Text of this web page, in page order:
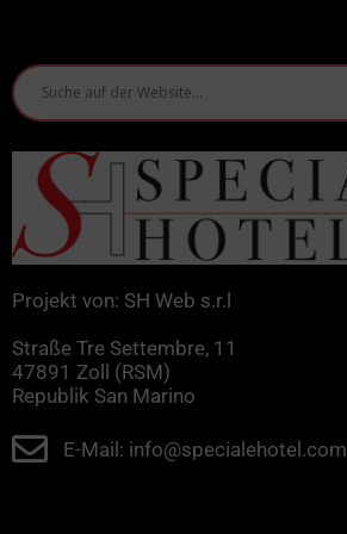
Projekt von: SH Web s.r.l
Straße Tre Settembre, 11
47891 Zoll (RSM)
Republik San Marino
E-Mail: info@specialehotel.com